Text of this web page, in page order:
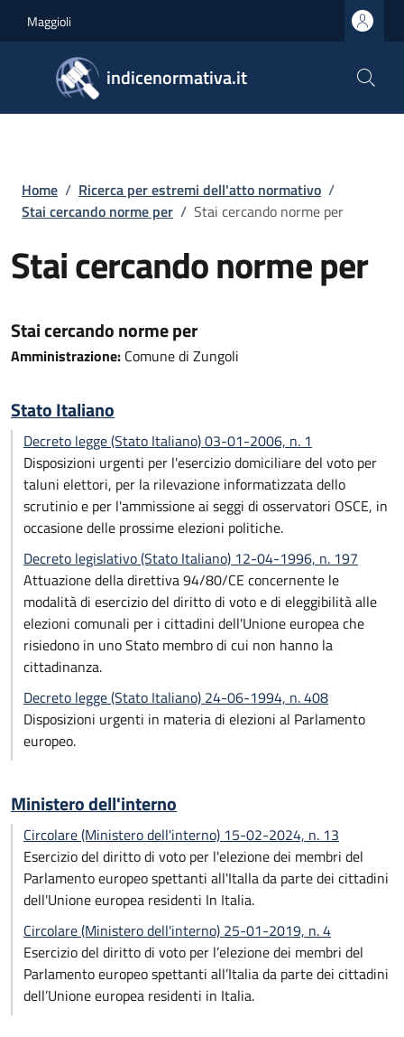
Maggioli
indicenormativa.it
Briciole di pane
Home / Ricerca per estremi dell'atto normativo /
Stai cercando norme per / Stai cercando norme per
Stai cercando norme per
Stai cercando norme per
Amministrazione: Comune di Zungoli
Stato Italiano
Decreto legge (Stato Italiano) 03-01-2006, n. 1
Disposizioni urgenti per l'esercizio domiciliare del voto per
taluni elettori, per la rilevazione informatizzata dello
scrutinio e per l'ammissione ai seggi di osservatori OSCE, in
occasione delle prossime elezioni politiche.
Decreto legislativo (Stato Italiano) 12-04-1996, n. 197
Attuazione della direttiva 94/80/CE concernente le
modalità di esercizio del diritto di voto e di eleggibilità alle
elezioni comunali per i cittadini dell'Unione europea che
risiedono in uno Stato membro di cui non hanno la
cittadinanza.
Decreto legge (Stato Italiano) 24-06-1994, n. 408
Disposizioni urgenti in materia di elezioni al Parlamento
europeo.
Ministero dell'interno
Circolare (Ministero dell'interno) 15-02-2024, n. 13
Esercizio del diritto di voto per l'elezione dei membri del
Parlamento europeo spettanti all'Italla da parte dei cittadini
dell'Unione europea residenti In Italia.
Circolare (Ministero dell'interno) 25-01-2019, n. 4
Esercizio del diritto di voto per l’elezione dei membri del
Parlamento europeo spettanti all’Italia da parte dei cittadini
dell’Unione europea residenti in Italia.